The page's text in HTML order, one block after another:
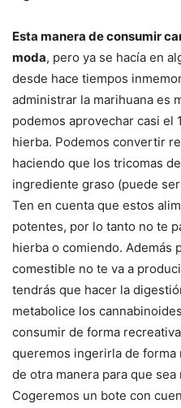
Esta manera de consumir
moda, pero ya se hacía en
desde hace tiempos
administrar la marihuana es
podemos aprovechar casi el
hierba. Podemos convertir
haciendo que los tricomas
ingrediente graso (puede
Ten en cuenta que estos
potentes, por lo tanto no te
hierba o comiendo. Además
comestible no te va a
tendrás que hacer la
metabolice los
consumir de forma
queremos ingerirla de forma
de otra manera para que
Cogeremos un bote con